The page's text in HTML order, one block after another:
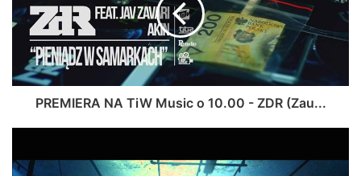
PREMIERA NA TiW Music o 10.00 - ZDR (Zau...